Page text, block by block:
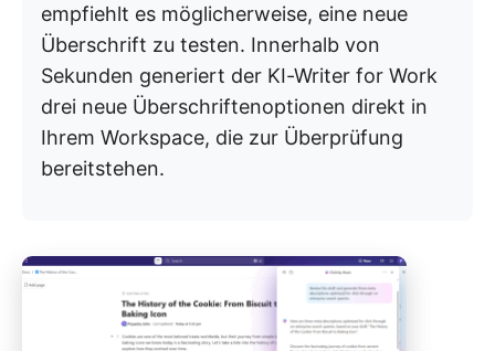
empfiehlt es möglicherweise, eine neue
Überschrift zu testen. Innerhalb von
Sekunden generiert der KI-Writer for Work
drei neue Überschriftenoptionen direkt in
Ihrem Workspace, die zur Überprüfung
bereitstehen.